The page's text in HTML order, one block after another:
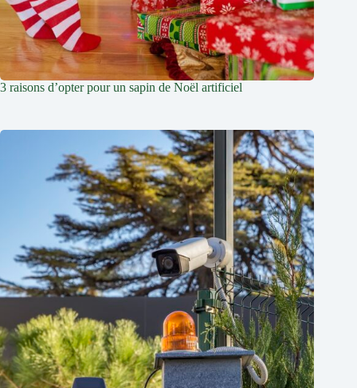
3 raisons d’opter pour un sapin de Noël artificiel